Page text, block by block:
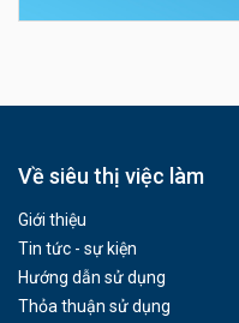
Về siêu thị việc làm
Giới thiệu
Tin tức - sự kiện
Hướng dẫn sử dụng
Thỏa thuận sử dụng